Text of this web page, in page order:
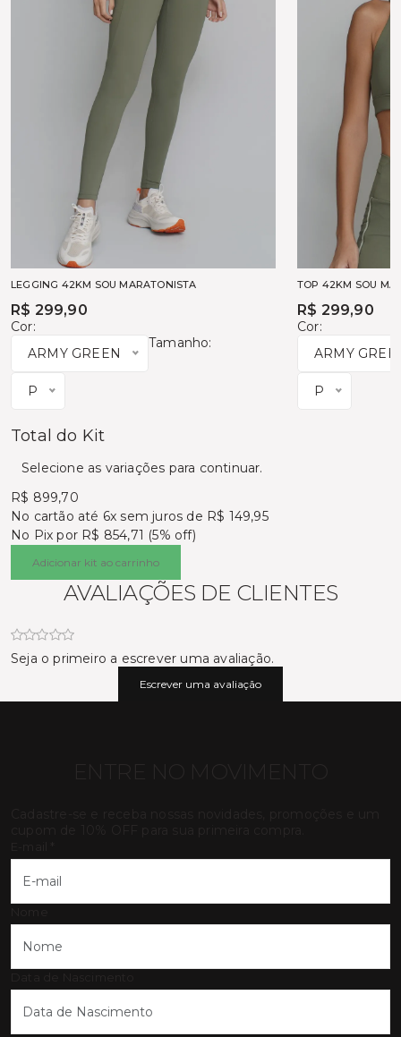
LEGGING 42KM SOU MARATONISTA
R$ 299,90
Cor:
ARMY GREEN
Tamanho:
P
TOP 42KM SOU
R$ 299,90
Cor:
ARMY
P
Total do Kit
Selecione as variações para continuar.
R$ 899,70
No cartão até 6x sem juros de R$ 149,95
No Pix por R$ 854,71 (5% off)
Adicionar kit ao carrinho
AVALIAÇÕES DE CLIENTES
Seja o primeiro a escrever uma avaliação.
Escrever uma avaliação